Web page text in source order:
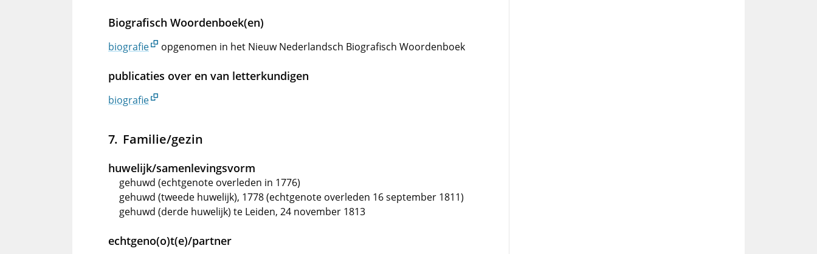
Biografisch Woordenboek(en)
biografie opgenomen in het Nieuw Nederlandsch Biografisch Woordenboek
publicaties over en van letterkundigen
biografie
Familie/gezin
huwelijk/samenlevingsvorm
gehuwd (echtgenote overleden in 1776)
gehuwd (tweede huwelijk), 1778 (echtgenote overleden 16 september 1811)
gehuwd (derde huwelijk) te Leiden, 24 november 1813
echtgeno(o)t(e)/partner